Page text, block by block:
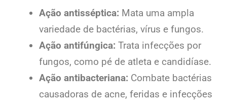
Ação antisséptica: Mata uma ampla
variedade de bactérias, vírus e fungos.
Ação antifúngica: Trata infecções por
fungos, como pé de atleta e candidíase.
Ação antibacteriana: Combate bactérias
causadoras de acne, feridas e infecções